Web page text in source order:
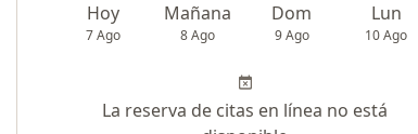
Hoy
7 Ago
Mañana
8 Ago
Dom
9 Ago
Lun
10 Ago
La reserva de citas en línea no está